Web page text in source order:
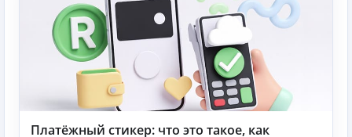
Платёжный стикер: что это такое, как